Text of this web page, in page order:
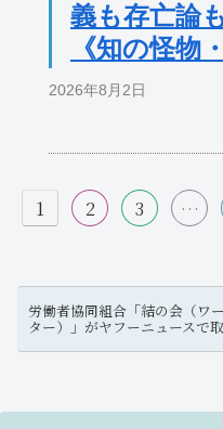
義も存亡論
《知の怪物
2026年8月2日
1 2 3 …
労働者協同組合「結の会（ワ
ター）」がヤフーニュースで